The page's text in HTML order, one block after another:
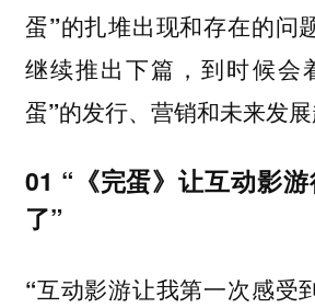
蛋”的扎堆出现和存在的问
继续推出下篇，到时候会
蛋”的发行、营销和未来发
01 “《完蛋》让互动影
了”
“互动影游让我第一次感受